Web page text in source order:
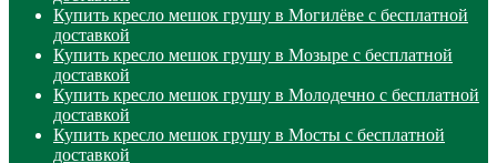
Купить кресло мешок грушу в Могилёве с бесплатной
доставкой
Купить кресло мешок грушу в Мозыре с бесплатной
доставкой
Купить кресло мешок грушу в Молодечно с бесплатной
доставкой
Купить кресло мешок грушу в Мосты с бесплатной
доставкой